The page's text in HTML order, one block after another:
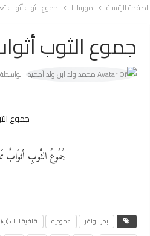
الصفحة الرئيسية موريتانيا جموع الثوب أثواب
جموع الثوب
بواسطة
جموع
جُمُوعُ الثَّوبِ أثوَابٌ
بحر الوافر عموديه قافية الباء (ب)